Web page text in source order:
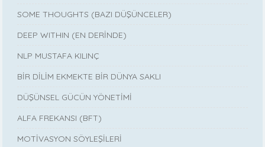
SOME THOUGHTS (BAZI DÜŞÜNCELER)
DEEP WITHIN (EN DERİNDE)
NLP MUSTAFA KILINÇ
BİR DİLİM EKMEKTE BİR DÜNYA SAKLI
DÜŞÜNSEL GÜCÜN YÖNETİMİ
ALFA FREKANSI (BFT)
MOTİVASYON SÖYLEŞİLERİ